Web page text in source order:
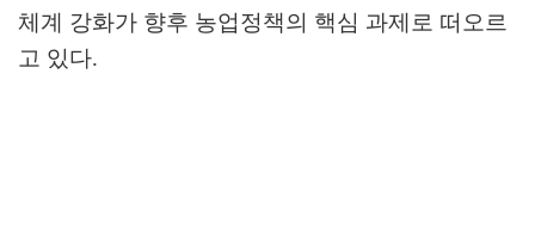
체계 강화가 향후 농업정책의 핵심 과제로 떠오르
고 있다.